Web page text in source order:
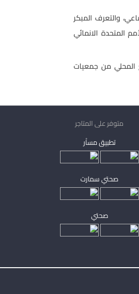
والتعرف المبكر
المتحدة الانمائي
المحلي من جمعيات
متوفر على المتاجر
تطبيق مساْر
صحتي سمارت
صحتي